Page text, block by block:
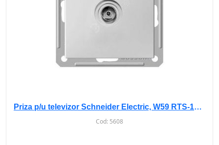
Priza p/u televizor Schneider Electric, W59 RTS-151-1-86 fara rama, IP20, Alba
Cod: 5608